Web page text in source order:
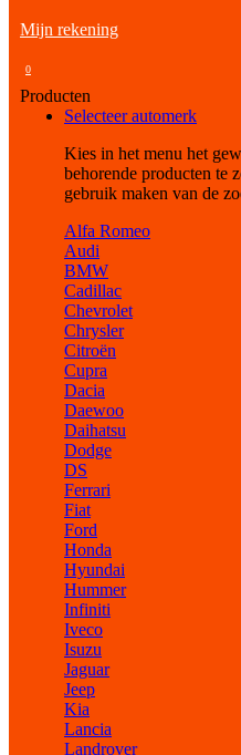
Mijn rekening
0
Producten
Selecteer automerk
Kies in het menu het
behorende producten te
gebruik maken van de
Alfa Romeo
Audi
BMW
Cadillac
Chevrolet
Chrysler
Citroën
Cupra
Dacia
Daewoo
Daihatsu
Dodge
DS
Ferrari
Fiat
Ford
Honda
Hyundai
Hummer
Infiniti
Iveco
Isuzu
Jaguar
Jeep
Kia
Lancia
Landrover